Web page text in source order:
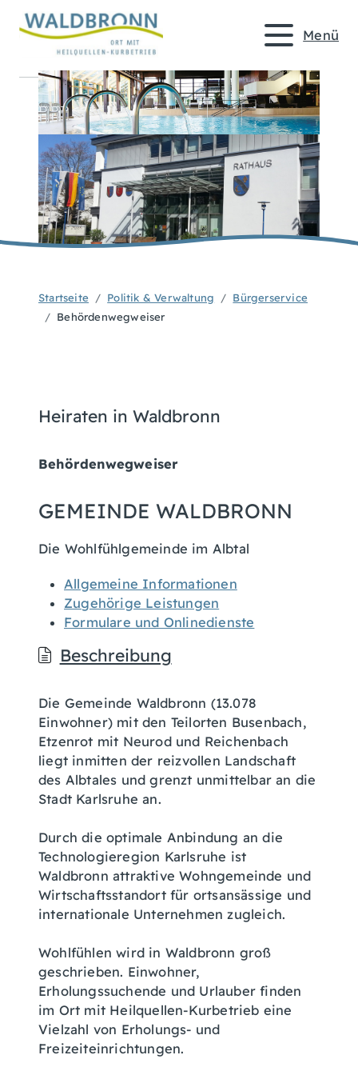
Menü
Startseite Politik & Verwaltung
Bürgerservice
Behördenwegweiser
Heiraten in Waldbronn
Behördenwegweiser
GEMEINDE WALDBRONN
Die Wohlfühlgemeinde im Albtal
Allgemeine Informationen
Zugehörige Leistungen
Formulare und Onlinedienste
Beschreibung
Die Gemeinde Waldbronn (13.078
Einwohner) mit den Teilorten Busenbach,
Etzenrot mit Neurod und Reichenbach
liegt inmitten der reizvollen Landschaft
des Albtales und grenzt unmittelbar an die
Stadt Karlsruhe an.
Durch die optimale Anbindung an die
Technologieregion Karlsruhe ist
Waldbronn attraktive Wohngemeinde und
Wirtschaftsstandort für ortsansässige und
internationale Unternehmen zugleich.
Wohlfühlen wird in Waldbronn groß
geschrieben. Einwohner,
Erholungssuchende und Urlauber finden
im Ort mit Heilquellen-Kurbetrieb eine
Vielzahl von Erholungs- und
Freizeiteinrichtungen.